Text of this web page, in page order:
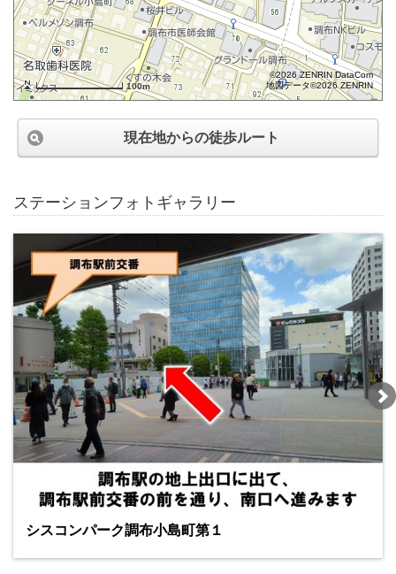
100m
©2026 ZENRIN DataCom
地図データ©2026 ZENRIN
現在地からの徒歩ルート
ステーションフォトギャラリー
シスコンパーク調布小島町第１